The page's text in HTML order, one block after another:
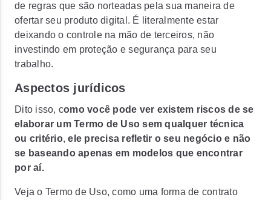
de regras que são norteadas pela sua maneira de
ofertar seu produto digital. É literalmente estar
deixando o controle na mão de terceiros, não
investindo em proteção e segurança para seu
trabalho.
Aspectos jurídicos
Dito isso, como você pode ver existem riscos de se
elaborar um Termo de Uso sem qualquer técnica
ou critério, ele precisa refletir o seu negócio e não
se baseando apenas em modelos que encontrar
por aí.
Veja o Termo de Uso, como uma forma de contrato